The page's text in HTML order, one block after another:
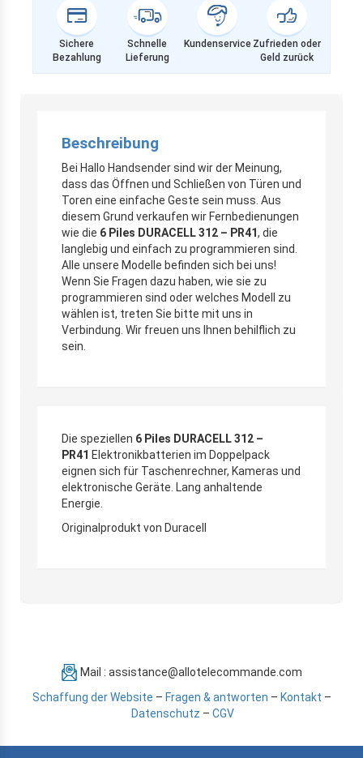
Sichere
Bezahlung
Schnelle
Lieferung
Kundenservice Zufrieden oder
Geld zurück
Beschreibung
Bei Hallo Handsender sind wir der Meinung,
dass das Öffnen und Schließen von Türen und
Toren eine einfache Geste sein muss. Aus
diesem Grund verkaufen wir Fernbedienungen
wie die 6 Piles DURACELL 312 – PR41, die
langlebig und einfach zu programmieren sind.
Alle unsere Modelle befinden sich bei uns!
Wenn Sie Fragen dazu haben, wie sie zu
programmieren sind oder welches Modell zu
wählen ist, treten Sie bitte mit uns in
Verbindung. Wir freuen uns Ihnen behilflich zu
sein.
Die speziellen 6 Piles DURACELL 312 –
PR41 Elektronikbatterien im Doppelpack
eignen sich für Taschenrechner, Kameras und
elektronische Geräte. Lang anhaltende
Energie.
Originalprodukt von Duracell
Mail : assistance@allotelecommande.com
Schaffung der Website – Fragen & antworten – Kontakt –
Datenschutz – CGV